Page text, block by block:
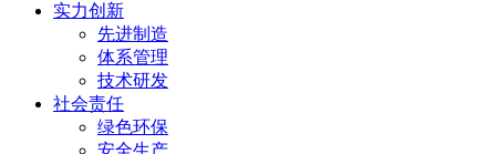
实力创新
先进制造
体系管理
技术研发
社会责任
绿色环保